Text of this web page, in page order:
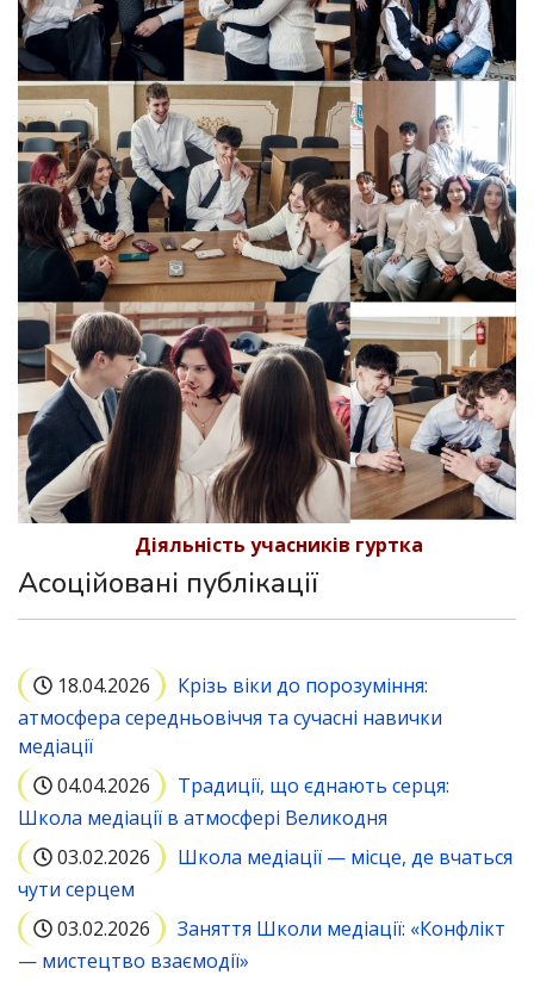
Діяльність учасників гуртка
Асоційовані публікації
18.04.2026
Крізь віки до порозуміння:
атмосфера середньовіччя та сучасні навички
медіації
04.04.2026
Традиції, що єднають серця:
Школа медіації в атмосфері Великодня
03.02.2026
Школа медіації — місце, де вчаться
чути серцем
03.02.2026
Заняття Школи медіації: «Конфлікт
— мистецтво взаємодії»